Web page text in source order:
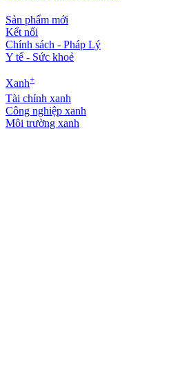
Sản phẩm mới
Kết nối
Chính sách - Pháp Lý
Y tế - Sức khoẻ
Xanh+
Tài chính xanh
Công nghiệp xanh
Môi trường xanh